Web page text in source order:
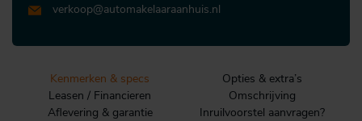
verkoop@automakelaaraanhuis.nl
Kenmerken & specs
Opties & extra’s
Leasen / Financieren
Omschrijving
Aflevering & garantie
Inruilvoorstel aanvragen?